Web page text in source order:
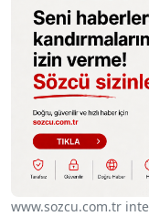
www.sozcu.com.tr